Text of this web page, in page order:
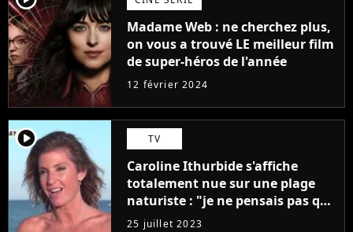
Madame Web : ne cherchez plus,
on vous a trouvé LE meilleur film
de super-héros de l'année
12 février 2024
player2 TV
Caroline Ithurbide s'affiche
totalement nue sur une plage
naturiste : "je ne pensais pas que
j'arriverais à le faire..."
25 juillet 2023